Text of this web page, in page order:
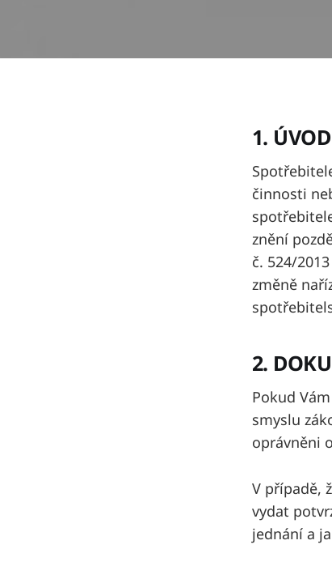
1. ÚVOD
činnosti
znění
č. 524/
změně
2.
Pokud
smyslu
oprávněni
V případě,
vydat
jednání a